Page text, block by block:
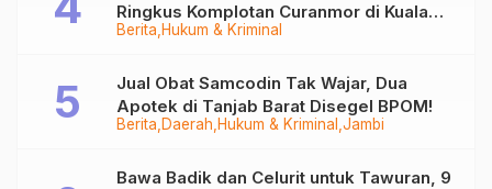
Berita Hukum & Kriminal
Ringkus Komplotan Curanmor di Kuala
Tungkal
Berita Daerah Hukum & Kriminal Jambi
Jual Obat Samcodin Tak Wajar, Dua
Apotek di Tanjab Barat Disegel BPOM!
Bawa Badik dan Celurit untuk Tawuran, 9